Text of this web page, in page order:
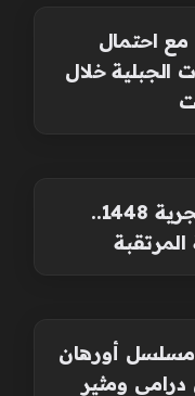
مع احتمال
الجبلية خلال
موعد إجازة رأس السنة الهجرية 1448..
الحلقة 24 من مسلسل أورهان
ومثير